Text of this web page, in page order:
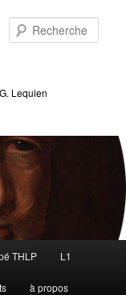
Lequien
THLP L1
à propos